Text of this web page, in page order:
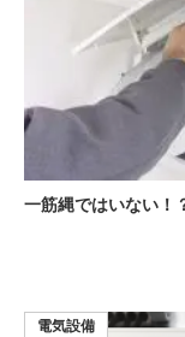
一筋縄ではいない！
電気設備